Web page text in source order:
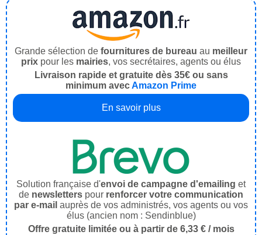
Grande sélection de fournitures de bureau au meilleur
prix pour les mairies, vos secrétaires, agents ou élus
Livraison rapide et gratuite dès 35€ ou sans
minimum avecAmazon Prime
En savoir plus
Solution française d'envoi de campagne d'emailing et
de newsletters pour renforcer votre communication
par e-mail auprès de vos administrés, vos agents ou vos
élus (ancien nom : Sendinblue)
Offre gratuite limitée ou à partir de 6,33 € / mois